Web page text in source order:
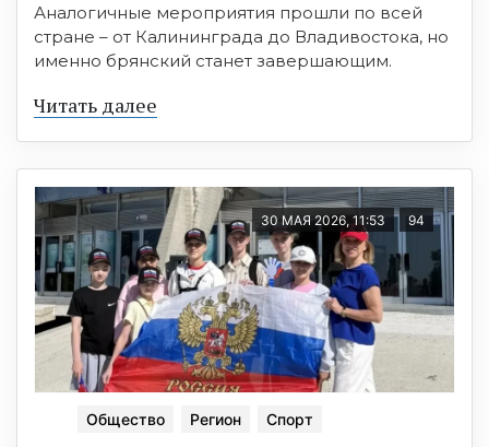
Аналогичные мероприятия прошли по всей
стране – от Калининграда до Владивостока, но
именно брянский станет завершающим.
Читать далее
30 МАЯ 2026, 11:53 94
Общество Регион Спорт